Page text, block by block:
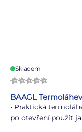
Skladem
BAAGL
• Praktická
po otevření použít